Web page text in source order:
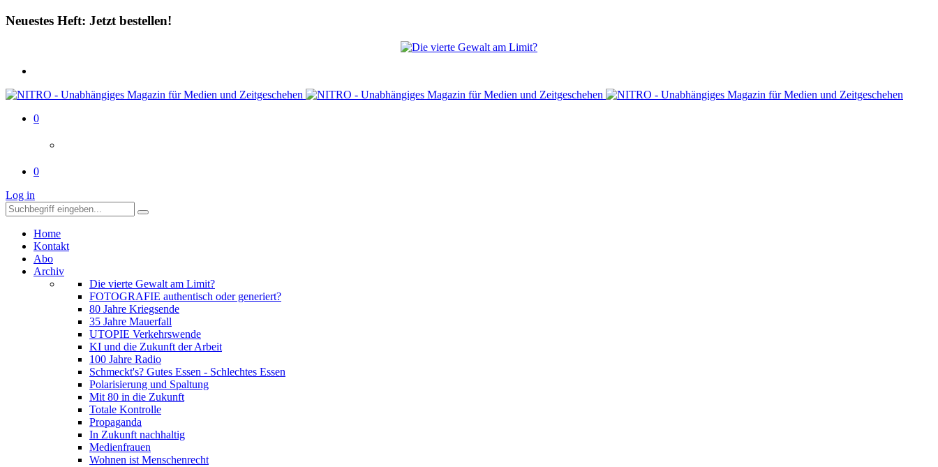
Neuestes Heft: Jetzt bestellen!
0
0
Log in
Home
Kontakt
Abo
Archiv
Die vierte Gewalt am Limit?
FOTOGRAFIE authentisch oder generiert?
80 Jahre Kriegsende
35 Jahre Mauerfall
UTOPIE Verkehrswende
KI und die Zukunft der Arbeit
100 Jahre Radio
Schmeckt's? Gutes Essen - Schlechtes Essen
Polarisierung und Spaltung
Mit 80 in die Zukunft
Totale Kontrolle
Propaganda
In Zukunft nachhaltig
Medienfrauen
Wohnen ist Menschenrecht